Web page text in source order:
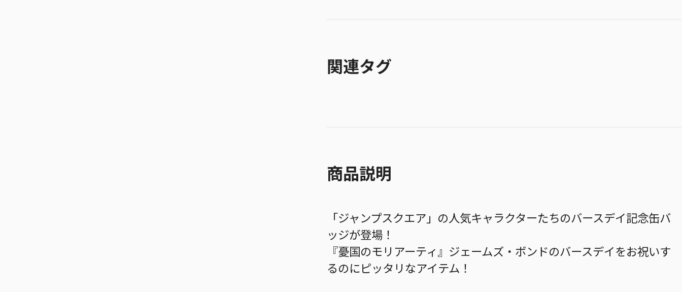
関連タグ
商品説明
「ジャンプスクエア」の人気キャラクターたちのバースデイ記念缶バ
ッジが登場！
『憂国のモリアーティ』ジェームズ・ボンドのバースデイをお祝いす
るのにピッタリなアイテム！